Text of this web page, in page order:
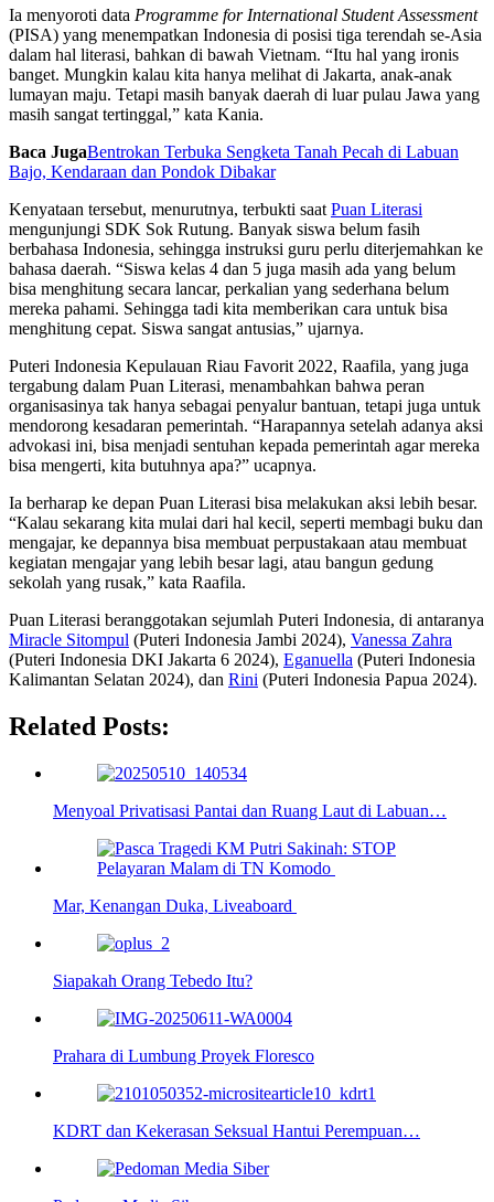
Ia menyoroti data Programme for International Student Assessment
(PISA) yang menempatkan Indonesia di posisi tiga terendah se-Asia
dalam hal literasi, bahkan di bawah Vietnam. “Itu hal yang ironis
banget. Mungkin kalau kita hanya melihat di Jakarta, anak-anak
lumayan maju. Tetapi masih banyak daerah di luar pulau Jawa yang
masih sangat tertinggal,” kata Kania.
Baca JugaBentrokan Terbuka Sengketa Tanah Pecah di Labuan
Bajo, Kendaraan dan Pondok Dibakar
Kenyataan tersebut, menurutnya, terbukti saatPuan Literasi
mengunjungi SDK Sok Rutung. Banyak siswa belum fasih
berbahasa Indonesia, sehingga instruksi guru perlu diterjemahkan ke
bahasa daerah. “Siswa kelas 4 dan 5 juga masih ada yang belum
bisa menghitung secara lancar, perkalian yang sederhana belum
mereka pahami. Sehingga tadi kita memberikan cara untuk bisa
menghitung cepat. Siswa sangat antusias,” ujarnya.
Puteri Indonesia Kepulauan Riau Favorit 2022, Raafila, yang juga
tergabung dalam Puan Literasi, menambahkan bahwa peran
organisasinya tak hanya sebagai penyalur bantuan, tetapi juga untuk
mendorong kesadaran pemerintah. “Harapannya setelah adanya aksi
advokasi ini, bisa menjadi sentuhan kepada pemerintah agar mereka
bisa mengerti, kita butuhnya apa?” ucapnya.
Ia berharap ke depan Puan Literasi bisa melakukan aksi lebih besar.
“Kalau sekarang kita mulai dari hal kecil, seperti membagi buku dan
mengajar, ke depannya bisa membuat perpustakaan atau membuat
kegiatan mengajar yang lebih besar lagi, atau bangun gedung
sekolah yang rusak,” kata Raafila.
Puan Literasi beranggotakan sejumlah Puteri Indonesia, di antaranya
Miracle Sitompul (Puteri Indonesia Jambi 2024), Vanessa Zahra
(Puteri Indonesia DKI Jakarta 6 2024), Eganuella (Puteri Indonesia
Kalimantan Selatan 2024), dan Rini (Puteri Indonesia Papua 2024).
Related Posts:
Menyoal Privatisasi Pantai dan Ruang Laut di Labuan…
Mar, Kenangan Duka, Liveaboard
Siapakah Orang Tebedo Itu?
Prahara di Lumbung Proyek Floresco
KDRT dan Kekerasan Seksual Hantui Perempuan…